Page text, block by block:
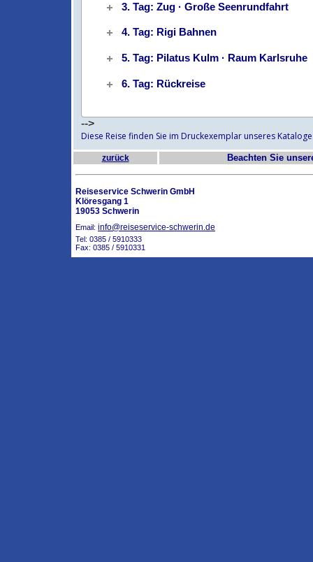
3. Tag: Zug · Große Seenrundfahrt
4. Tag: Rigi Bahnen
5. Tag: Pilatus Kulm · Raum Karlsruhe
6. Tag: Rückreise
-->
Diese Reise finden Sie im Druckexemplar unseres
zurück Beachten Sie
Reiseservice Schwerin GmbH
Klöresgang 1
19053 Schwerin
Email: info@reiseservice-schwerin.de
Tel: 0385 / 5910333
Fax: 0385 / 5910331